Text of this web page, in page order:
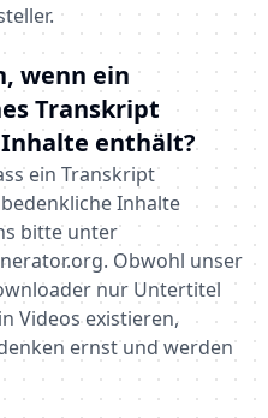
wenn ein
Transkript
enthält?
ein Transkript
Inhalte
bitte unter
. Obwohl unser
nur Untertitel
Videos existieren,
ernst und werden